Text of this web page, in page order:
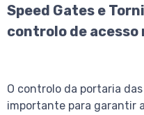
Speed Gates e
controlo de acesso
O controlo da portaria
importante para garantir